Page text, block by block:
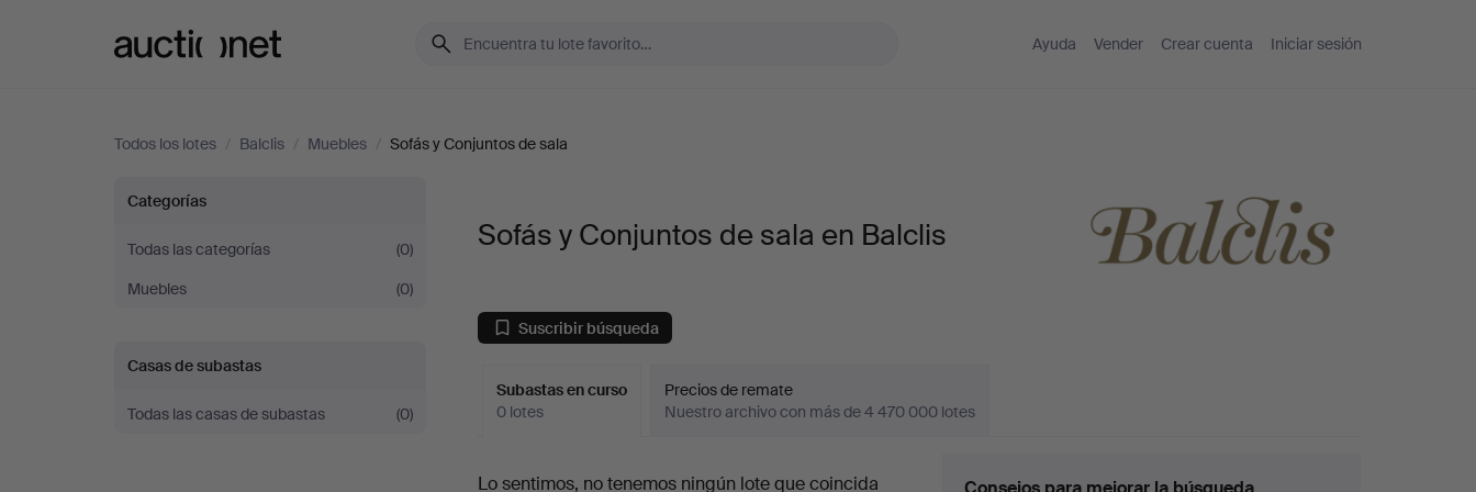
Ayuda Vender Crear cuenta Iniciar sesión
Todos los lotes / Balclis / Muebles / Sofás y Conjuntos de sala
Sofás
y
Conjuntos
de
sala
Categorías
Todas las categorías
(0)
Muebles
(0)
Casas de subastas
Todas las casas de subastas (0)
Sofás y Conjuntos de sala en Balclis
Suscribir búsqueda
Subastas en curso
0 lotes
Precios de remate
Nuestro archivo con más de 4 470 000 lotes
Subastas
Lo sentimos, no tenemos ningún lote que coincida